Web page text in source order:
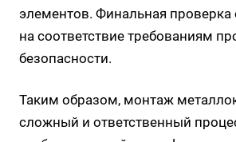
элементов. Финальная проверка
на соответствие требованиям
безопасности.
Таким образом, монтаж
сложный и ответственный